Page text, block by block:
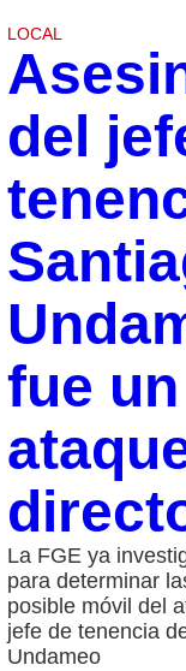
LOCAL
del
fue un
La FGE ya
para determinar
posible móvil del
jefe de tenencia
Undameo